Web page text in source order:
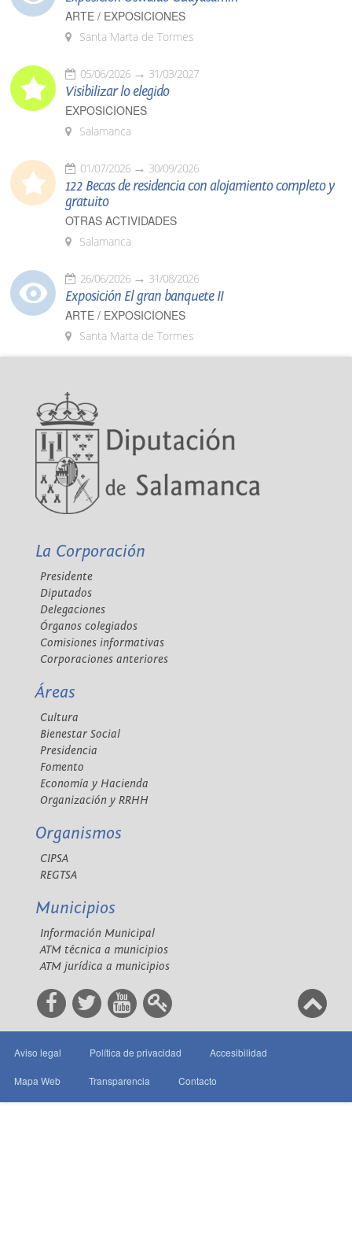
ARTE / EXPOSICIONES
Santa Marta de Tormes
05/06/2026 31/03/2027
Visibilizar lo elegido
EXPOSICIONES
Salamanca
01/07/2026 30/09/2026
122 Becas de residencia con alojamiento completo y
gratuito
OTRAS ACTIVIDADES
Salamanca
26/06/2026 31/08/2026
Exposición El gran banquete II
ARTE / EXPOSICIONES
Santa Marta de Tormes
La Corporación
Presidente
Diputados
Delegaciones
Órganos colegiados
Comisiones informativas
Corporaciones anteriores
Áreas
Cultura
Bienestar Social
Presidencia
Fomento
Economía y Hacienda
Organización y RRHH
Organismos
CIPSA
REGTSA
Municipios
Información Municipal
ATM técnica a municipios
ATM jurídica a municipios
Aviso legal Política de privacidad Accesibilidad
Mapa Web Transparencia Contacto